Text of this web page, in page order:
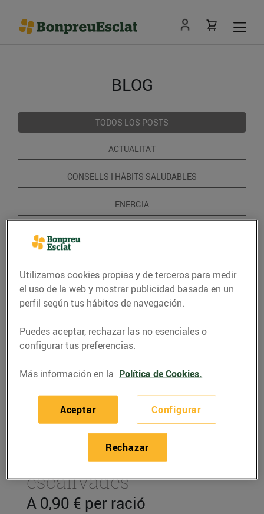
BLOG
TODOS LOS POSTS
ACTUALITAT
CONSELLS I HÀBITS SALUDABLES
ENERGIA
Paté d'albergínies
escalivades
A 0,90 € per ració
Utilizamos cookies propias y de terceros para medir
el uso de la web y mostrar publicidad basada en un
perfil según tus hábitos de navegación.
Puedes aceptar, rechazar las no esenciales o
configurar tus preferencias.
Más información en la Política de Cookies.
Configurar
Rechazar
Aceptar